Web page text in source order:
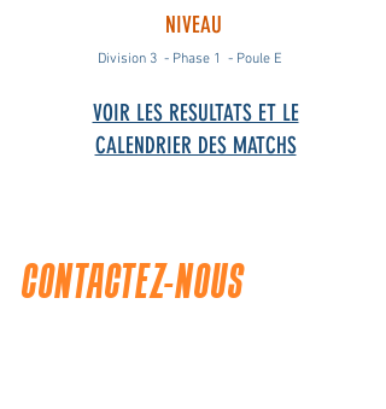
NIVEAU
Division 3 - Phase 1 - Poule E
VOIR LES RESULTATS ET LE
CALENDRIER DES MATCHS
CONTACTEZ-NOUS